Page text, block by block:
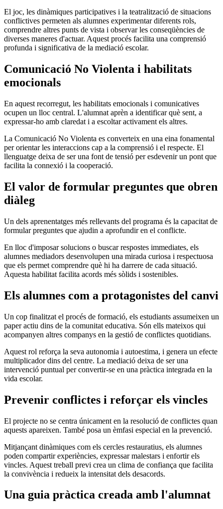
El joc, les dinàmiques participatives i la teatralització de situacions
conflictives permeten als alumnes experimentar diferents rols,
comprendre altres punts de vista i observar les conseqüències de
diverses maneres d'actuar. Aquest procés facilita una comprensió
profunda i significativa de la mediació escolar.
Comunicació No Violenta i habilitats
emocionals
En aquest recorregut, les habilitats emocionals i comunicatives
ocupen un lloc central. L'alumnat aprèn a identificar què sent, a
expressar-ho amb claredat i a escoltar activament els altres.
La Comunicació No Violenta es converteix en una eina fonamental
per orientar les interaccions cap a la comprensió i el respecte. El
llenguatge deixa de ser una font de tensió per esdevenir un pont que
facilita la connexió i la cooperació.
El valor de formular preguntes que obren
diàleg
Un dels aprenentatges més rellevants del programa és la capacitat de
formular preguntes que ajudin a aprofundir en el conflicte.
En lloc d'imposar solucions o buscar respostes immediates, els
alumnes mediadors desenvolupen una mirada curiosa i respectuosa
que els permet comprendre què hi ha darrere de cada situació.
Aquesta habilitat facilita acords més sòlids i sostenibles.
Els alumnes com a protagonistes del canvi
Un cop finalitzat el procés de formació, els estudiants assumeixen un
paper actiu dins de la comunitat educativa. Són ells mateixos qui
acompanyen altres companys en la gestió de conflictes quotidians.
Aquest rol reforça la seva autonomia i autoestima, i genera un efecte
multiplicador dins del centre. La mediació deixa de ser una
intervenció puntual per convertir-se en una pràctica integrada en la
vida escolar.
Prevenir conflictes i reforçar els vincles
El projecte no se centra únicament en la resolució de conflictes quan
aquests apareixen. També posa un èmfasi especial en la prevenció.
Mitjançant dinàmiques com els cercles restauratius, els alumnes
poden compartir experiències, expressar malestars i enfortir els
vincles. Aquest treball previ crea un clima de confiança que facilita
la convivència i redueix la intensitat dels desacords.
Una guia pràctica creada amb l'alumnat